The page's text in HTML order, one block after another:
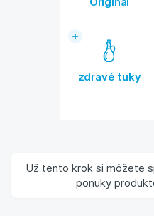
zdravé tuky
Už tento krok si môžete
ponuky